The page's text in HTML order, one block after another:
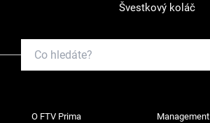
Švestkový koláč
O FTV Prima Management